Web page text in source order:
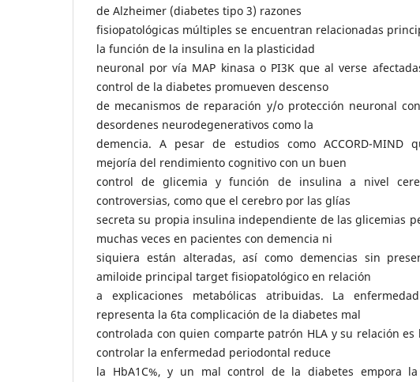
de Alzheimer (diabetes tipo 3) razones
fisiopatológicas múltiples se encuentran relacionadas
la función de la insulina en la plasticidad
neuronal por vía MAP kinasa o PI3K que al verse
control de la diabetes promueven descenso
de mecanismos de reparación y/o protección neuronal
desordenes neurodegenerativos como la
demencia. A pesar de estudios como ACCORD-MIND
mejoría del rendimiento cognitivo con un buen
control de glicemia y función de insulina a nivel
controversias, como que el cerebro por las glías
secreta su propia insulina independiente de las glicemias
muchas veces en pacientes con demencia ni
siquiera están alteradas, así como demencias sin
amiloide principal target fisiopatológico en relación
a explicaciones metabólicas atribuidas. La
representa la 6ta complicación de la diabetes mal
controlada con quien comparte patrón HLA y su relación es
controlar la enfermedad periodontal reduce
la HbA1C%, y un mal control de la diabetes empora la